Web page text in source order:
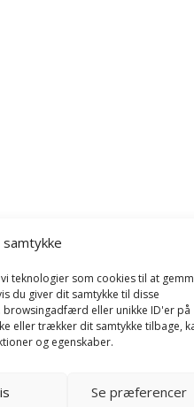
teknologier som cookies til at
du giver dit samtykke til disse
browsingadfærd eller unikke ID'er på
eller trækker dit samtykke tilbage,
og egenskaber.
Se præferencer